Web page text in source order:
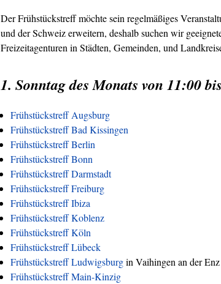
Der Frühstückstreff möchte sein regelmäßiges
und der Schweiz erweitern, deshalb suchen wir
Freizeitagenturen in Städten, Gemeinden, und
1. Sonntag des Monats von 11:00
Frühstückstreff Augsburg
Frühstückstreff Bad Kissingen
Frühstückstreff Berlin
Frühstückstreff Bonn
Frühstückstreff Darmstadt
Frühstückstreff Freiburg
Frühstückstreff Ibiza
Frühstückstreff Koblenz
Frühstückstreff Köln
Frühstückstreff Lübeck
Frühstückstreff Ludwigsburgin Vaihingen an der Enz
Frühstückstreff Main-Kinzig